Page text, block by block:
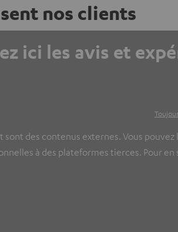
nos clients
ici les avis et
sont des contenus externes. Vous
à des plateformes tierces. Pour